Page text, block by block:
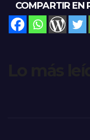
COMPARTIR EN